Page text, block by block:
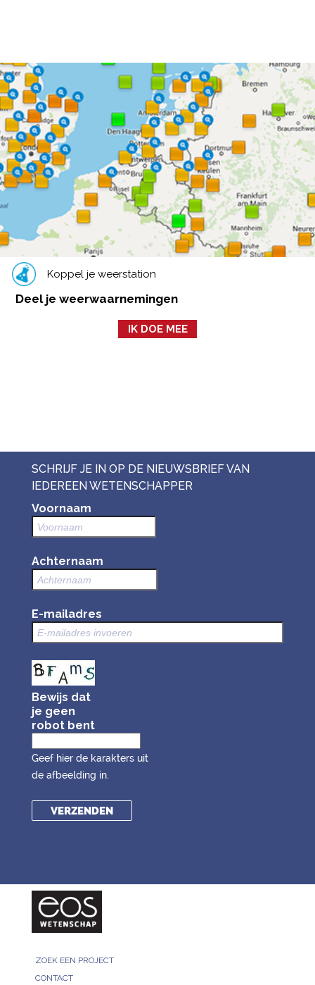
Koppel je weerstation
Deel je weerwaarnemingen
IK DOE MEE
SCHRIJF JE IN OP DE NIEUWSBRIEF VAN
IEDEREEN WETENSCHAPPER
Voornaam
Achternaam
E-mailadres
Bewijs dat
je geen
robot bent
Geef hier de karakters uit
de afbeelding in.
ZOEK EEN PROJECT
CONTACT